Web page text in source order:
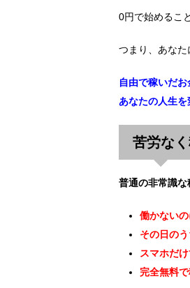
0円で始めるこ
つまり、あなた
自由で稼いだお
あなたの人生を
苦労な
普通の非常識な
働かないの
その日の
スマホだ
完全無料で